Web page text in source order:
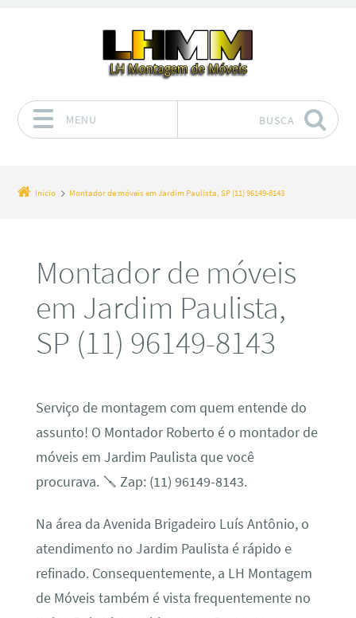
MENU BUSCA
Início Montador de móveis em Jardim Paulista, SP (11) 96149-8143
Montador de móveis
em Jardim Paulista,
SP (11) 96149-8143
Serviço de montagem com quem entende do
assunto! O Montador Roberto é o montador de
móveis em Jardim Paulista que você
procurava. 🪛 Zap: (11) 96149-8143.
Na área da Avenida Brigadeiro Luís Antônio, o
atendimento no Jardim Paulista é rápido e
refinado. Consequentemente, a LH Montagem
de Móveis também é vista frequentemente no